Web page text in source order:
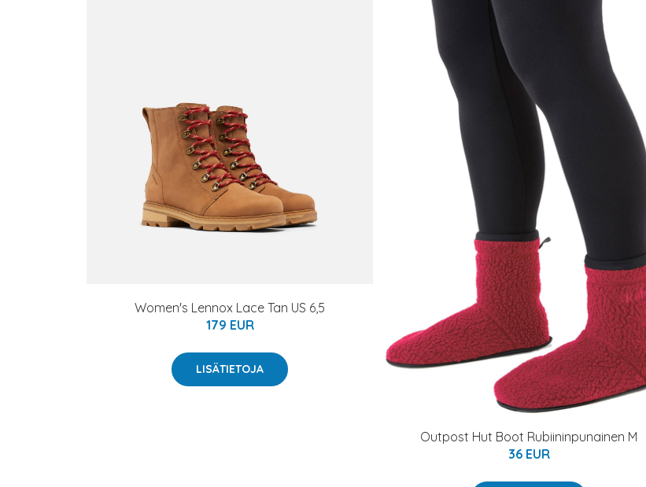
Women's Lennox Lace Tan US 6,5
179 EUR
LISÄTIETOJA
Outpost Hut Boot Rubiininpunainen M
36 EUR